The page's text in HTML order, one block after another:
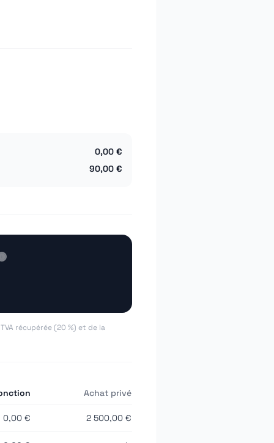
0,00 €
90,00 €
récupérée (20 %) et de la
Achat privé
0,00 € 2 500,00 €